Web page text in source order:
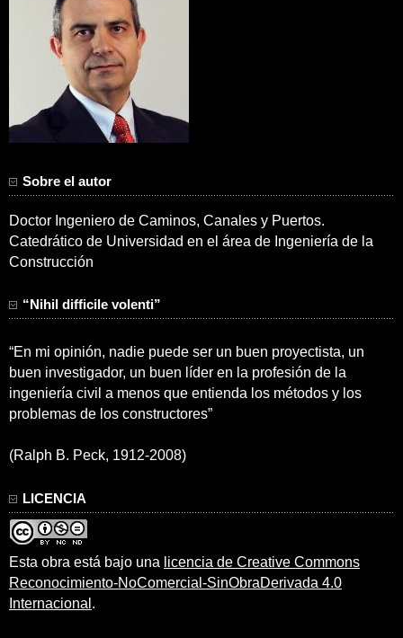
Sobre el autor
Doctor Ingeniero de Caminos, Canales y Puertos.
Catedrático de Universidad en el área de Ingeniería de la
Construcción
“Nihil difficile volenti”
“En mi opinión, nadie puede ser un buen proyectista, un
buen investigador, un buen líder en la profesión de la
ingeniería civil a menos que entienda los métodos y los
problemas de los constructores”
(Ralph B. Peck, 1912-2008)
LICENCIA
Esta obra está bajo una licencia de Creative Commons
Reconocimiento-NoComercial-SinObraDerivada 4.0
Internacional .